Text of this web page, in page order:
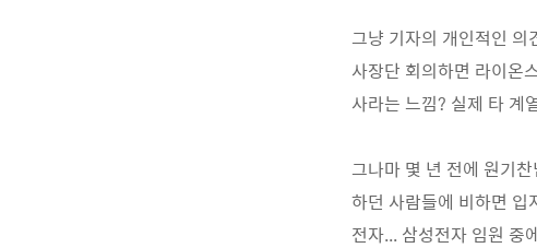
그냥 기자의 개인적인
사장단 회의하면 라이온
사라는 느낌? 실제 타 계
그나마 몇 년 전에 원기
하던 사람들에 비하면 입
전자... 삼성전자 임원 중